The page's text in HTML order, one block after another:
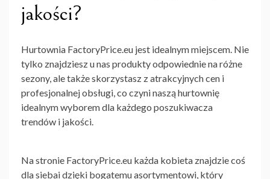
jakości?
Hurtownia FactoryPrice.eu jest idealnym miejscem. Nie
tylko znajdziesz u nas produkty odpowiednie na różne
sezony, ale także skorzystasz z atrakcyjnych cen i
profesjonalnej obsługi, co czyni naszą hurtownię
idealnym wyborem dla każdego poszukiwacza
trendów i jakości.
Na stronie FactoryPrice.eu każda kobieta znajdzie coś
dla siebai dzięki bogatemu asortymentowi, który